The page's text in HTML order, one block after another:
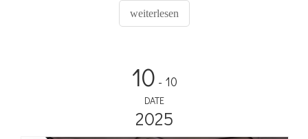
erfahren Sie hier Spezifikationen, ROI und Installationstipps.
weiterlesen
10 - 10
DATE
2025